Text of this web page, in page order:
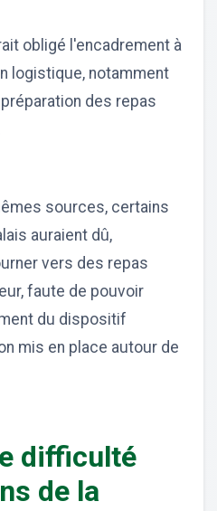
obligé l'encadrement à
logistique, notamment
des repas
sources, certains
auraient dû,
vers des repas
faute de pouvoir
du dispositif
mis en place autour de
difficulté
de la